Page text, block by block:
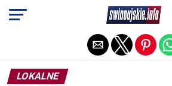
LOKALNE
Exit mobile version